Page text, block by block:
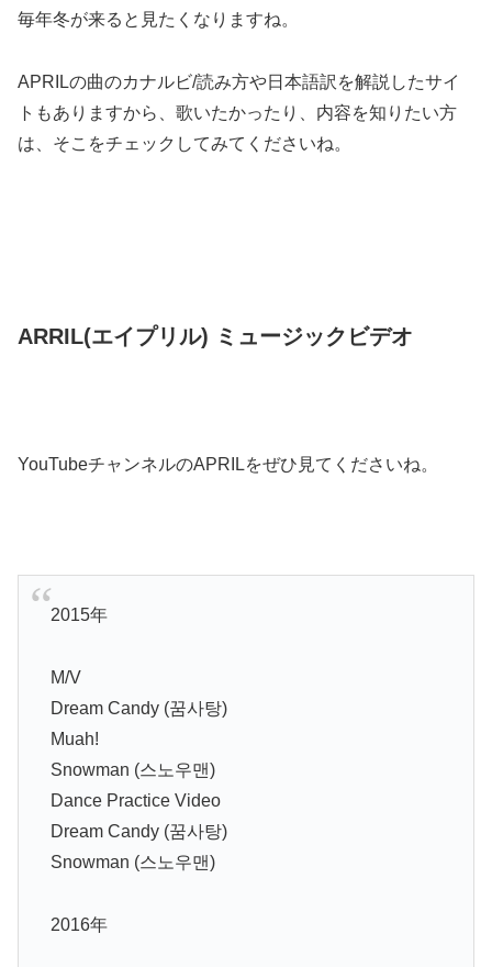
毎年冬が来ると見たくなりますね。
APRILの曲のカナルビ/読み方や日本語訳を解説したサイ
トもありますから、歌いたかったり、内容を知りたい方
は、そこをチェックしてみてくださいね。
ARRIL(エイプリル) ミュージックビデオ
YouTubeチャンネルのAPRILをぜひ見てくださいね。
2015年
M/V
Dream Candy (꿈사탕)
Muah!
Snowman (스노우맨)
Dance Practice Video
Dream Candy (꿈사탕)
Snowman (스노우맨)
2016年